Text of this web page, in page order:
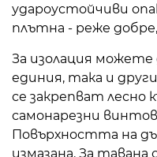
удароустойчиви
плътна - реже
За изолация можете
единия, така и
се закрепват
самонарезни
Повърхността на
измазана. За тавана